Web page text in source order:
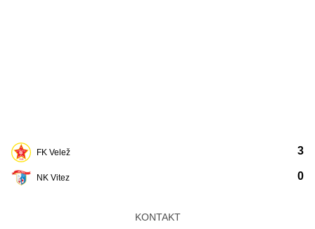
FK Velež
NK Vitez
3
0
KONTAKT